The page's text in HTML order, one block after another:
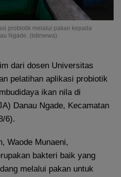
probiotik melalui pakan kepada
Ngade. (Istimewa)
dari dosen Universitas
pelatihan aplikasi probiotik
ikan nila di
Danau Ngade, Kecamatan
6).
Waode Munaeni,
bakteri baik yang
melalui pakan untuk